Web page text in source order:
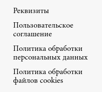
Реквизиты
Пользовательское
соглашение
Политика обработки
персональных данных
Политика обработки
файлов cookies